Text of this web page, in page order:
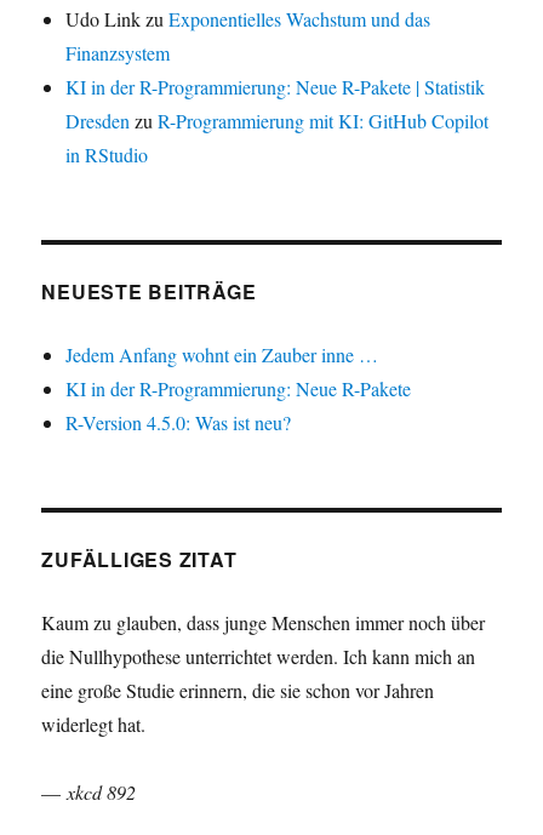
Udo LinkzuExponentielles Wachstum und das
Finanzsystem
KI in der R-Programmierung: Neue R-Pakete | Statistik
Dresden zuR-Programmierung mit KI: GitHub Copilot
in RStudio
NEUESTE BEITRÄGE
Jedem Anfang wohnt ein Zauber inne …
KI in der R-Programmierung: Neue R-Pakete
R-Version 4.5.0: Was ist neu?
ZUFÄLLIGES ZITAT
Kaum zu glauben, dass junge Menschen immer noch über
die Nullhypothese unterrichtet werden. Ich kann mich an
eine große Studie erinnern, die sie schon vor Jahren
widerlegt hat.
— xkcd 892